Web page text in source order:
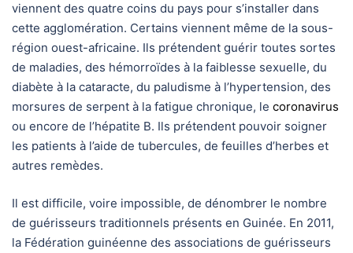
viennent des quatre coins du pays pour s’installer dans
cette agglomération. Certains viennent même de la sous-
région ouest-africaine. Ils prétendent guérir toutes sortes
de maladies, des hémorroïdes à la faiblesse sexuelle, du
diabète à la cataracte, du paludisme à l’hypertension, des
morsures de serpent à la fatigue chronique, le coronavirus
ou encore de l’hépatite B. Ils prétendent pouvoir soigner
les patients à l’aide de tubercules, de feuilles d’herbes et
autres remèdes.
Il est difficile, voire impossible, de dénombrer le nombre
de guérisseurs traditionnels présents en Guinée. En 2011,
la Fédération guinéenne des associations de guérisseurs